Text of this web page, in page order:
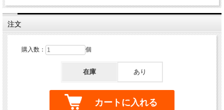
注文
購入数： 個
在庫 あり